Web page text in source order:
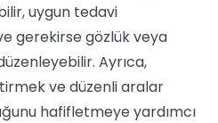
uygun tedavi
gerekirse gözlük veya
Ayrıca,
ve düzenli aralar
hafifletmeye yardımcı